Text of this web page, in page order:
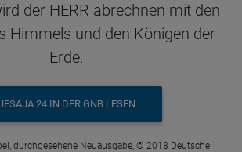
der HERR abrechnen mit den
Himmels und den Königen der
Erde.
24 IN DER GNB LESEN
durchgesehene Neuausgabe, © 2018 Deutsche